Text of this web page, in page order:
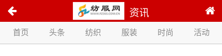
资讯
首页 头条 纺织 服装 时尚 活动